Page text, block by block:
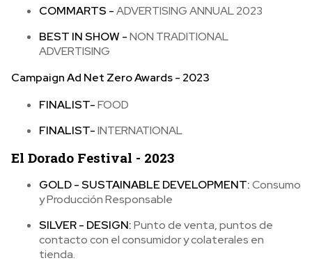
COMMARTS -ADVERTISING ANNUAL 2023
BEST IN SHOW -NON TRADITIONAL
ADVERTISING
Campaign Ad Net Zero Awards - 2023
FINALIST-FOOD
FINALIST-INTERNATIONAL
El Dorado Festival - 2023
GOLD - SUSTAINABLE DEVELOPMENT:Consumo
y Producción Responsable
SILVER - DESIGN:Punto de venta, puntos de
contacto con el consumidor y colaterales en
tienda.